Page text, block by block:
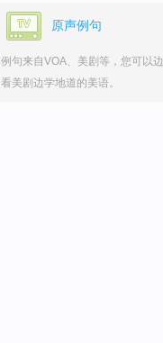
原声例句
例句来自VOA、美剧等，您可以边
看美剧边学地道的美语。